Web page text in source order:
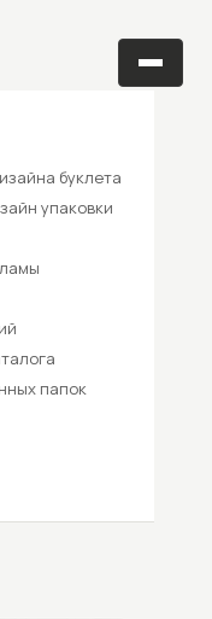
буклета
упаковки
папок